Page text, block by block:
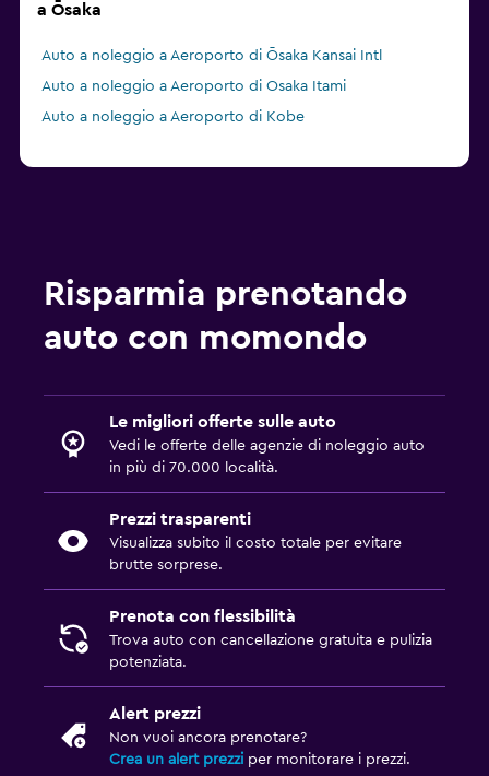
a Ōsaka
Auto a noleggio a Aeroporto di Ōsaka Kansai Intl
Auto a noleggio a Aeroporto di Osaka Itami
Auto a noleggio a Aeroporto di Kobe
Risparmia prenotando
auto con momondo
Le migliori offerte sulle auto
Vedi le offerte delle agenzie di noleggio auto
in più di 70.000 località.
Prezzi trasparenti
Visualizza subito il costo totale per evitare
brutte sorprese.
Prenota con flessibilità
Trova auto con cancellazione gratuita e pulizia
potenziata.
Alert prezzi
Non vuoi ancora prenotare?
Crea un alert prezzi per monitorare i prezzi.